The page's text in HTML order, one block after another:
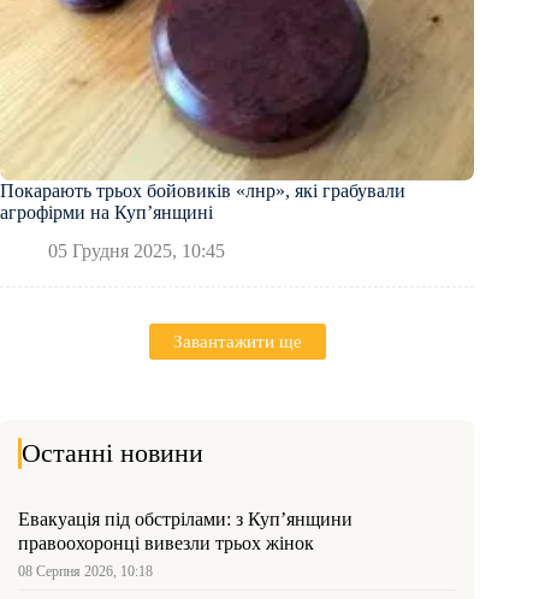
Покарають трьох бойовиків «лнр», які грабували
агрофірми на Купʼянщині
05 Грудня 2025, 10:45
Завантажити ще
Останні новини
Евакуація під обстрілами: з Куп’янщини
правоохоронці вивезли трьох жінок
08 Серпня 2026, 10:18